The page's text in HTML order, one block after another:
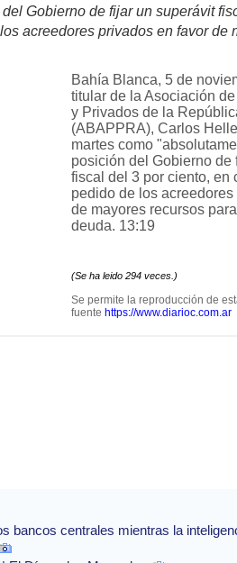
Gobierno de fijar un superávit
acreedores privados en favor de
Bahía Blanca, 5 de
titular de la Asociación
y Privados de la
(ABAPPRA), Carlos
martes como
posición del Gobierno de
fiscal del 3 por ciento, en
pedido de los
de mayores recursos
deuda. 13:19
(Se ha leido 294 veces.)
Se permite la reproducción de
fuente https://www.diarioc.com.ar
bancos centrales mientras la